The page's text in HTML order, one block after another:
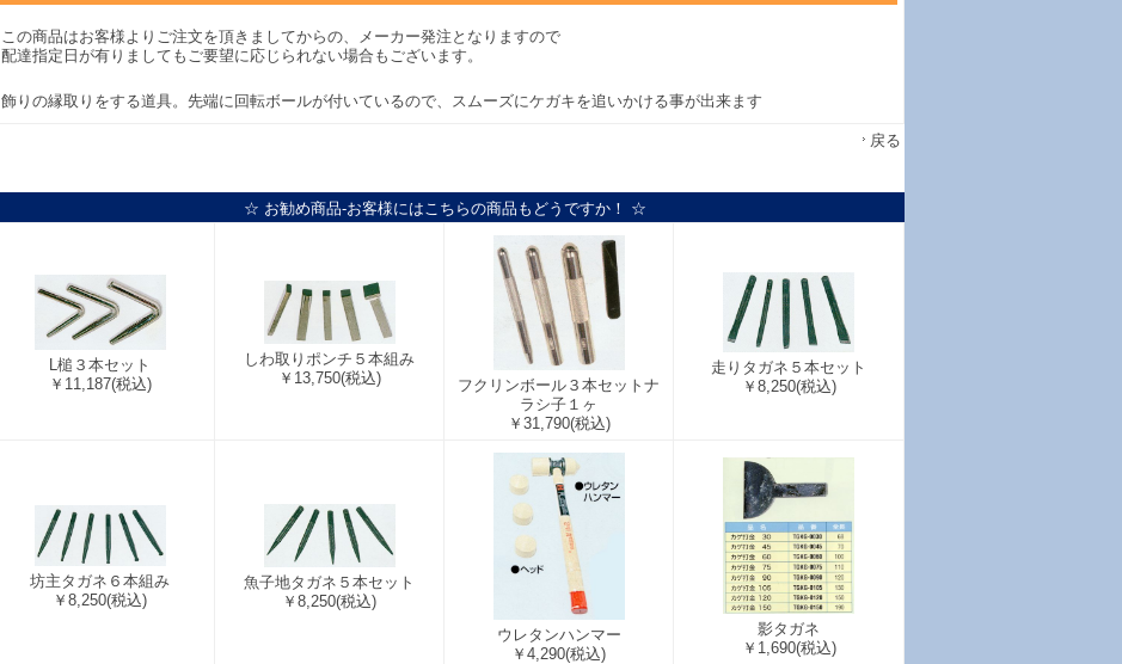
この商品はお客様よりご注文を頂きましてからの、メーカー発注となりますので
配達指定日が有りましてもご要望に応じられない場合もございます。
飾りの縁取りをする道具。先端に回転ボールが付いているので、スムーズにケガキを追いかける事が出来ます
戻る
☆ お勧め商品-お客様にはこちらの商品もどうですか！ ☆
L槌３本セット
￥11,187(税込)
しわ取りポンチ５本組み
￥13,750(税込)
フクリンボール３本セットナ
ラシ子１ヶ
￥31,790(税込)
走りタガネ５本セット
￥8,250(税込)
坊主タガネ６本組み
￥8,250(税込)
魚子地タガネ５本セット
￥8,250(税込)
ウレタンハンマー
￥4,290(税込)
影タガネ
￥1,690(税込)